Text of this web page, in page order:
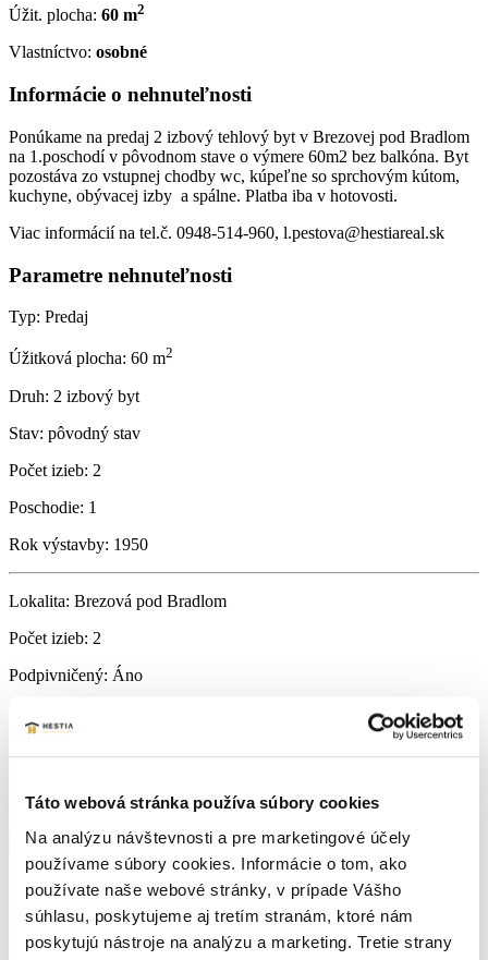
Táto webová stránka používa súbory cookies
Na analýzu návštevnosti a pre marketingové účely
používame súbory cookies. Informácie o tom, ako
používate naše webové stránky, v prípade Vášho
súhlasu, poskytujeme aj tretím stranám, ktoré nám
poskytujú nástroje na analýzu a marketing. Tretie strany
Úžit. plocha: 60 m2
Vlastníctvo: osobné
Informácie o nehnuteľnosti
Ponúkame na predaj 2 izbový tehlový byt v Brezovej pod Bradlom
na 1.poschodí v pôvodnom stave o výmere 60m2 bez balkóna. Byt
pozostáva zo vstupnej chodby wc, kúpeľne so sprchovým kútom,
kuchyne, obývacej izby a spálne. Platba iba v hotovosti.
Viac informácií na tel.č. 0948-514-960, l.pestova@hestiareal.sk
Parametre nehnuteľnosti
Typ: Predaj
Úžitková plocha: 60 m2
Druh: 2 izbový byt
Stav: pôvodný stav
Počet izieb: 2
Poschodie: 1
Rok výstavby: 1950
Lokalita: Brezová pod Bradlom
Počet izieb: 2
Podpivničený: Áno
Energetický certifikát:Nemá
Zobraziť viac informácií
Brezová pod Bradlom Navigovať
https://maps.app.goo.gl/2Wp62ZkcEyScZu65A